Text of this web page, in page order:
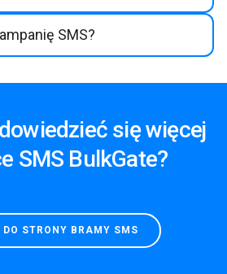
SMS?
się więcej
SMS BulkGate?
DO STRONY BRAMY SMS